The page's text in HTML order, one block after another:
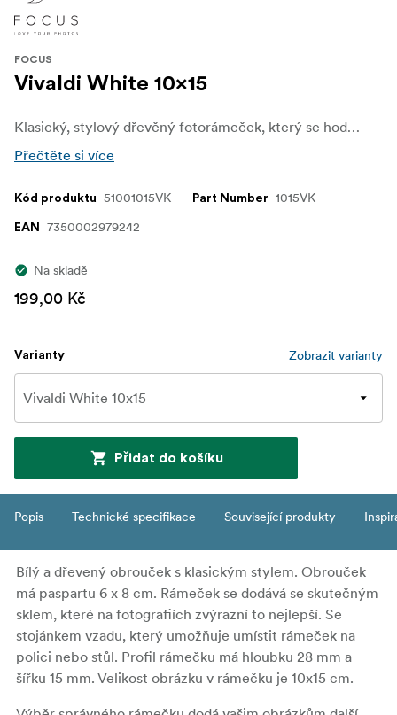
FOCUS
Vivaldi White 10x15
Klasický, stylový dřevěný fotorámeček, který se hodí do jakéhokoli prostředí. S trochu širším a hlubším profilem. Perfektní k vytvoření fotostěny s velkými i malými motivy. Je vybaven pravým sklem, které na fotografiích zvýrazní to nejlepší. K dispozici v několika různých velikostech. Podložka je součástí balení.
Přečtěte si více
Kód produktu 51001015VK Part Number 1015VK
EAN 7350002979242
Na skladě
199,00 Kč
Varianty Zobrazit varianty
Přidat do košíku
Popis Technické specifikace Související produkty
Bílý a dřevený obrouček s klasickým stylem. Obrouček
má paspartu 6 x 8 cm. Rámeček se dodává se skutečným
sklem, které na fotografiích zvýrazní to nejlepší. Se
stojánkem vzadu, který umožňuje umístit rámeček na
polici nebo stůl. Profil rámečku má hloubku 28 mm a
šířku 15 mm. Velikost obrázku v rámečku je 10x15 cm.